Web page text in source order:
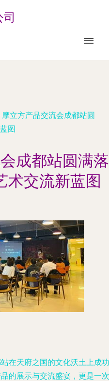
摩立方产品交流会成都站圆
图
成都站圆满落
术交流新蓝图
在天府之国的文化沃土上成功
的展示与交流盛宴，更是一次